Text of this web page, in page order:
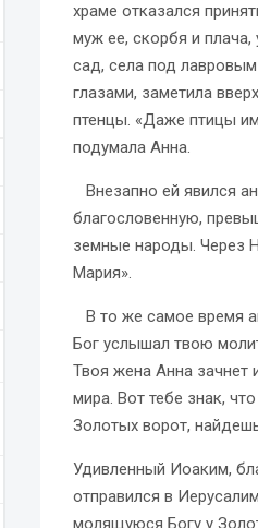
храме отказался
муж ее, скорбя и
сад, села под
глазами, заметила
птенцы. «Даже птицы
подумала Анна.
Внезапно ей явился
благословенную,
земные народы. Через
Мария».
В то же самое время
Бог услышал твою
Твоя жена Анна зачнет
мира. Вот тебе знак,
Золотых ворот,
Удивленный Иоаким,
отправился в
молящуюся Богу у